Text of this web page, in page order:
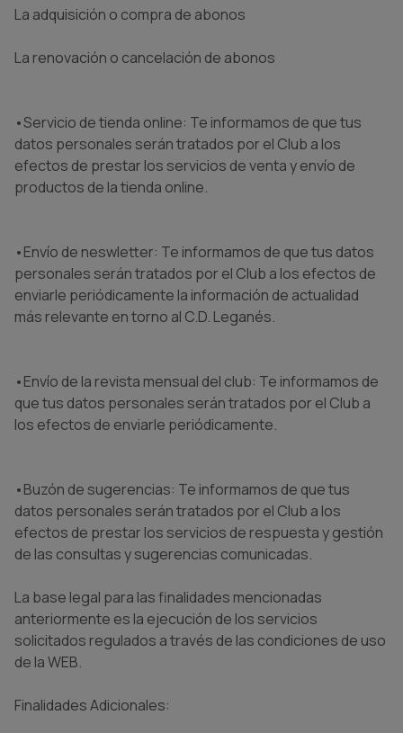
La adquisición o compra de abonos
La renovación o cancelación de abonos
•Servicio de tienda online: Te informamos de que tus
datos personales serán tratados por el Club a los
efectos de prestar los servicios de venta y envío de
productos de la tienda online.
•Envío de neswletter: Te informamos de que tus datos
personales serán tratados por el Club a los efectos de
enviarle periódicamente la información de actualidad
más relevante en torno al C.D. Leganés.
•Envío de la revista mensual del club: Te informamos de
que tus datos personales serán tratados por el Club a
los efectos de enviarle periódicamente.
•Buzón de sugerencias: Te informamos de que tus
datos personales serán tratados por el Club a los
efectos de prestar los servicios de respuesta y gestión
de las consultas y sugerencias comunicadas.
La base legal para las finalidades mencionadas
anteriormente es la ejecución de los servicios
solicitados regulados a través de las condiciones de uso
de la WEB.
Finalidades Adicionales: